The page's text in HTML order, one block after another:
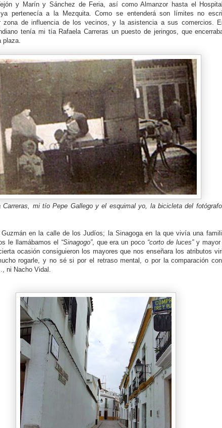
y Marín y Sánchez de Feria, así como Almanzor hasta el
pertenecía a la Mezquita. Como se entenderá son límites no
zona de influencia de los vecinos, y la asistencia a sus comercios.
tenía mi tía Rafaela Carreras un puesto de jeringos, que
plaza.
Carreras, mi tío Pepe Gallego y el esquimal yo, la bicicleta del
Guzmán en la calle de los Judíos; la Sinagoga en la que vivía una
le llamábamos el “Sinagogo”, que era un poco “corto de luces”y mayor
ocasión consiguieron los mayores que nos enseñara los atributos
rogarle, y no sé si por el retraso mental, o por la comparación
ni Nacho Vidal.